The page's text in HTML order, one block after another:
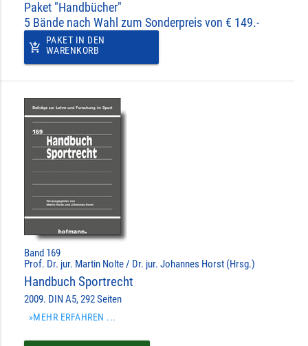
Paket "Handbücher"
5 Bände nach Wahl zum Sonderpreis von € 149.-
add_shopping_cart
PAKET IN DEN
WARENKORB
Band 169
Prof. Dr. jur. Martin Nolte / Dr. jur. Johannes Horst (Hrsg.)
Handbuch Sportrecht
2009. DIN A5, 292 Seiten
»MEHR ERFAHREN ...